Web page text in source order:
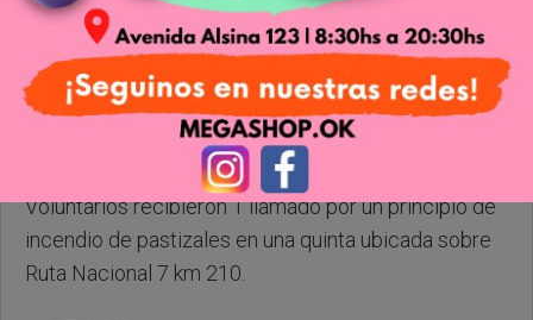
Miercoles, 01 de Julio de 2026 . 19:47 Hs.
Les comentamos que hace un rato los Bomberos
Voluntarios recibieron 1 llamado por un principio de
incendio de pastizales en una quinta ubicada sobre
Ruta Nacional 7 km 210.